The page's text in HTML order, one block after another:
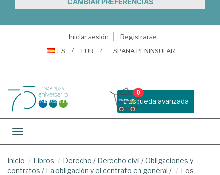
Iniciar sesión
Registrarse
ES
EUR ESPAÑA PENINSULAR
Busqueda avanzada
0
Toggle navigation
Inicio Libros Derecho / Derecho civil /Obligaciones y
contratos / La obligación y el contrato en general /
Los